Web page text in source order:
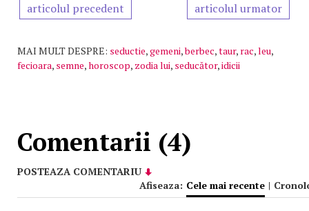
articolul precedent articolul urmator
MAI MULT DESPRE: seductie,gemeni,berbec,taur, rac,leu,
fecioara, semne,horoscop, zodia lui, seducător,idicii
Comentarii (4)
POSTEAZA COMENTARIU
Afiseaza: Cele mai recente |